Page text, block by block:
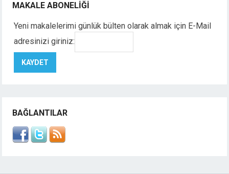
MAKALE ABONELIĞI
Yeni makalelerimi günlük bülten olarak almak için E-Mail
adresinizi giriniz:
BAĞLANTILAR